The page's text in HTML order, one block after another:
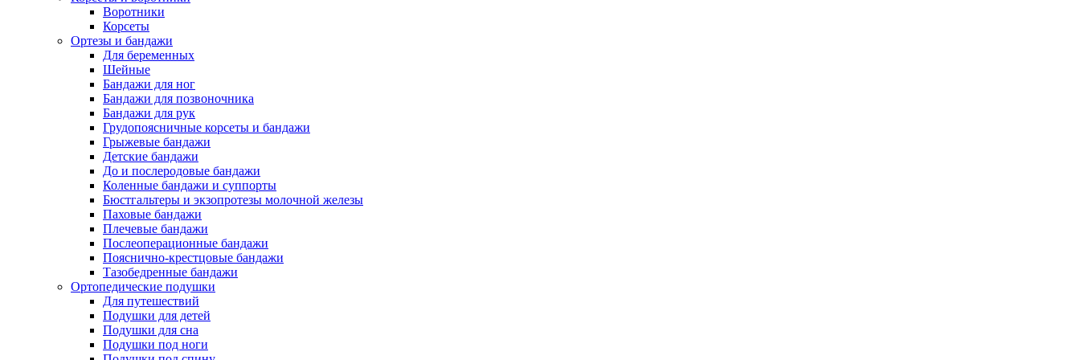
Воротники
Корсеты
Ортезы и бандажи
Для беременных
Шейные
Бандажи для ног
Бандажи для позвоночника
Бандажи для рук
Грудопоясничные корсеты и бандажи
Грыжевые бандажи
Детские бандажи
До и послеродовые бандажи
Коленные бандажи и суппорты
Бюстгальтеры и экзопротезы молочной железы
Паховые бандажи
Плечевые бандажи
Послеоперационные бандажи
Пояснично-крестцовые бандажи
Тазобедренные бандажи
Ортопедические подушки
Для путешествий
Подушки для детей
Подушки для сна
Подушки под ноги